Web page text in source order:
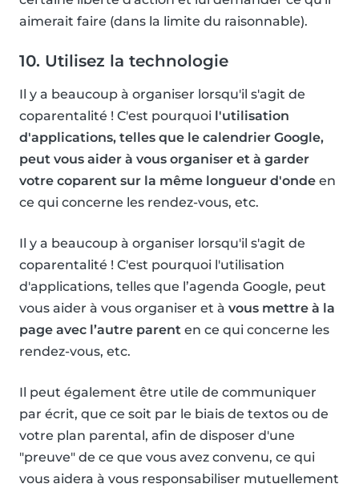
aimerait faire (dans la limite du raisonnable).
10. Utilisez la technologie
Il y a beaucoup à organiser lorsqu'il s'agit de
coparentalité ! C'est pourquoi l'utilisation
d'applications, telles que le calendrier Google,
peut vous aider à vous organiser et à garder
votre coparent sur la même longueur d'onde en
ce qui concerne les rendez-vous, etc.
Il y a beaucoup à organiser lorsqu'il s'agit de
coparentalité ! C'est pourquoi l'utilisation
d'applications, telles que l’agenda Google, peut
vous aider à vous organiser et à vous mettre à la
page avec l’autre parent en ce qui concerne les
rendez-vous, etc.
Il peut également être utile de communiquer
par écrit, que ce soit par le biais de textos ou de
votre plan parental, afin de disposer d'une
"preuve" de ce que vous avez convenu, ce qui
vous aidera à vous responsabiliser mutuellement